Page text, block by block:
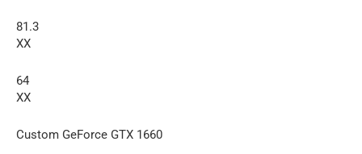
81.3
XX
64
XX
Custom GeForce GTX 1660